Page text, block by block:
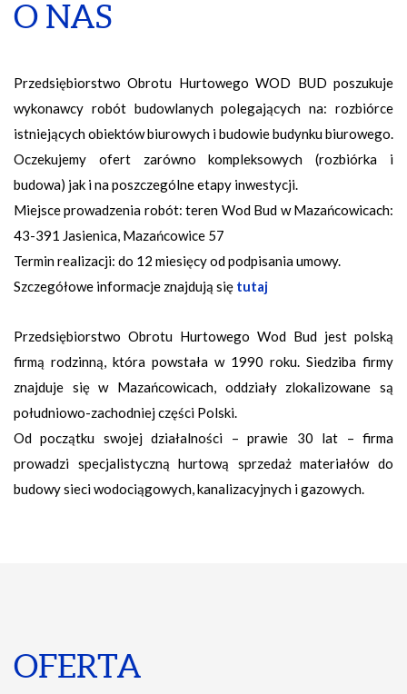
O NAS
Przedsiębiorstwo Obrotu Hurtowego WOD BUD poszukuje
wykonawcy robót budowlanych polegających na: rozbiórce
istniejących obiektów biurowych i budowie budynku biurowego.
Oczekujemy ofert zarówno kompleksowych (rozbiórka i
budowa) jak i na poszczególne etapy inwestycji.
Miejsce prowadzenia robót: teren Wod Bud w Mazańcowicach:
43-391 Jasienica, Mazańcowice 57
Termin realizacji: do 12 miesięcy od podpisania umowy.
Szczegółowe informacje znajdują się tutaj
Przedsiębiorstwo Obrotu Hurtowego Wod Bud jest polską
firmą rodzinną, która powstała w 1990 roku. Siedziba firmy
znajduje się w Mazańcowicach, oddziały zlokalizowane są
południowo-zachodniej części Polski.
Od początku swojej działalności – prawie 30 lat – firma
prowadzi specjalistyczną hurtową sprzedaż materiałów do
budowy sieci wodociągowych, kanalizacyjnych i gazowych.
OFERTA